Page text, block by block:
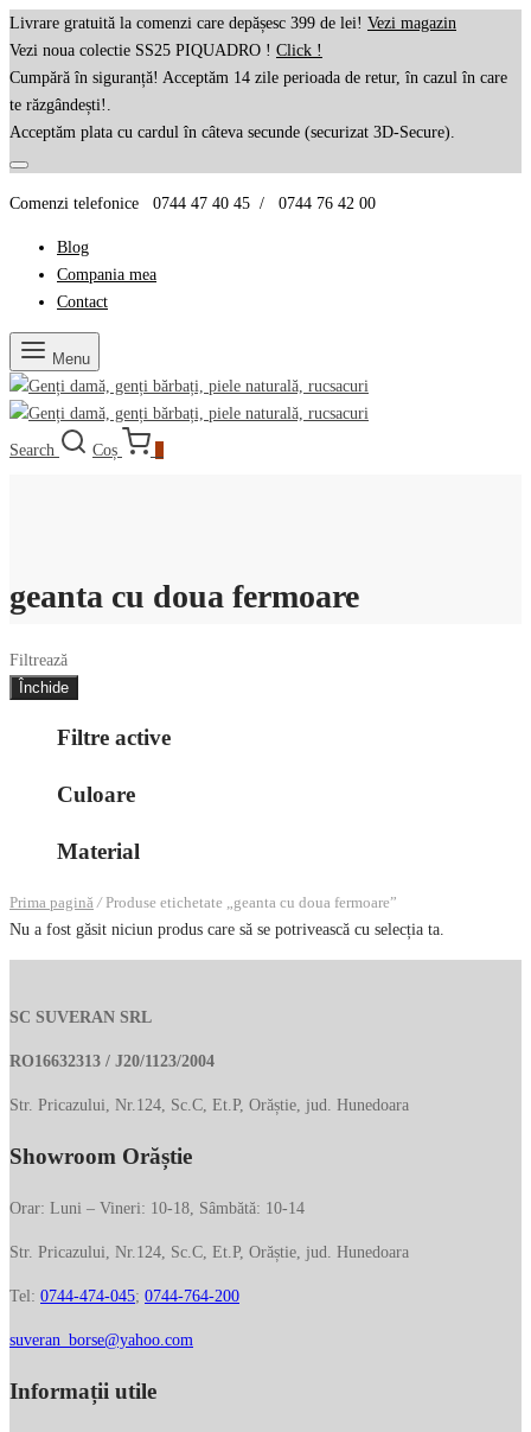
Livrare gratuită la comenzi care depășesc 399 de lei! Vezi magazin
Vezi noua colectie SS25 PIQUADRO ! Click !
Cumpără în siguranță! Acceptăm 14 zile perioada de retur, în cazul în care
te răzgândești!.
Acceptăm plata cu cardul în câteva secunde (securizat 3D-Secure).
Comenzi telefonice 0744 47 40 45 / 0744 76 42 00
Blog
Compania mea
Contact
Menu
Search Coș
geanta cu doua fermoare
Filtrează
Închide
Filtre active
Culoare
Material
Prima pagină /Produse etichetate „geanta cu doua fermoare”
Nu a fost găsit niciun produs care să se potrivească cu selecția ta.
SC SUVERAN SRL
RO16632313 / J20/1123/2004
Str. Pricazului, Nr.124, Sc.C, Et.P, Orăștie, jud. Hunedoara
Showroom Orăștie
Orar: Luni – Vineri: 10-18, Sâmbătă: 10-14
Str. Pricazului, Nr.124, Sc.C, Et.P, Orăștie, jud. Hunedoara
Tel: 0744-474-045; 0744-764-200
suveran_borse@yahoo.com
Informații utile